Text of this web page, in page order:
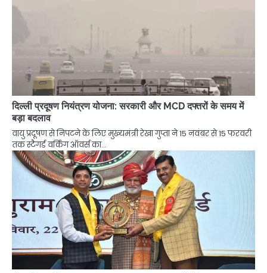
दिल्ली प्रदूषण नियंत्रण योजना: सरकारी और MCD दफ्तरों के समय में
बड़ा बदलाव
वायु प्रदूषण से निपटने के लिए मुख्यमंत्री रेखा गुप्ता ने 15 नवंबर से 15 फरवरी
तक स्टैगर्ड वर्किंग ऑवर्स का…